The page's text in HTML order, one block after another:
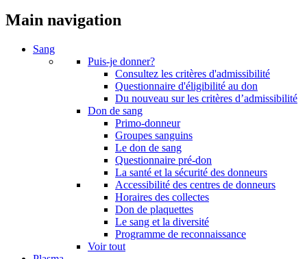
Main navigation
Sang
Puis-je donner?
Consultez les critères d'admissibilité
Questionnaire d'éligibilité au don
Du nouveau sur les critères d’admissibilité
Don de sang
Primo-donneur
Groupes sanguins
Le don de sang
Questionnaire pré-don
La santé et la sécurité des donneurs
Accessibilité des centres de donneurs
Horaires des collectes
Don de plaquettes
Le sang et la diversité
Programme de reconnaissance
Voir tout